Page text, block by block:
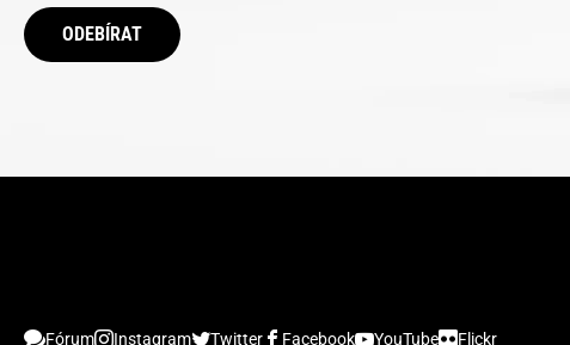
ODEBÍRAT
Fórum Instagram Twitter Facebook YouTube Flickr